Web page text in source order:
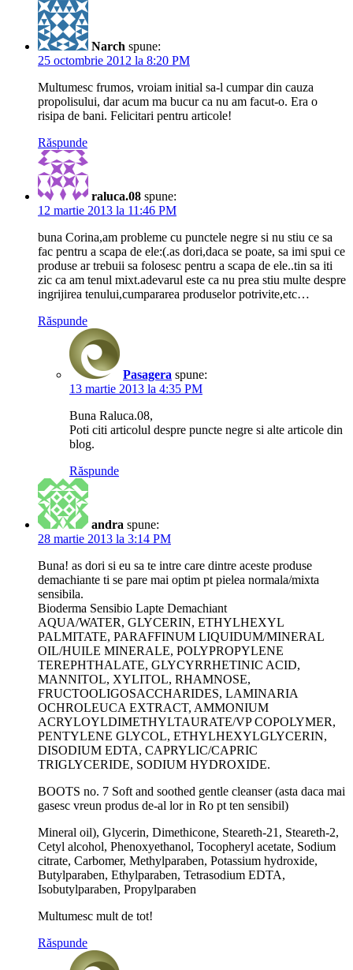
Narch spune:
25 octombrie 2012 la 8:20 PM
Multumesc frumos, vroiam initial sa-l cumpar din cauza
propolisului, dar acum ma bucur ca nu am facut-o. Era o
risipa de bani. Felicitari pentru articole!
Răspunde
raluca.08 spune:
12 martie 2013 la 11:46 PM
buna Corina,am probleme cu punctele negre si nu stiu ce sa
fac pentru a scapa de ele:(.as dori,daca se poate, sa imi spui ce
produse ar trebuii sa folosesc pentru a scapa de ele..tin sa iti
zic ca am tenul mixt.adevarul este ca nu prea stiu multe despre
ingrijirea tenului,cumpararea produselor potrivite,etc…
Răspunde
Pasagera spune:
13 martie 2013 la 4:35 PM
Buna Raluca.08,
Poti citi articolul despre puncte negre si alte articole din
blog.
Răspunde
andra spune:
28 martie 2013 la 3:14 PM
Buna! as dori si eu sa te intre care dintre aceste produse
demachiante ti se pare mai optim pt pielea normala/mixta
sensibila.
Bioderma Sensibio Lapte Demachiant
AQUA/WATER, GLYCERIN, ETHYLHEXYL
PALMITATE, PARAFFINUM LIQUIDUM/MINERAL
OIL/HUILE MINERALE, POLYPROPYLENE
TEREPHTHALATE, GLYCYRRHETINIC ACID,
MANNITOL, XYLITOL, RHAMNOSE,
FRUCTOOLIGOSACCHARIDES, LAMINARIA
OCHROLEUCA EXTRACT, AMMONIUM
ACRYLOYLDIMETHYLTAURATE/VP COPOLYMER,
PENTYLENE GLYCOL, ETHYLHEXYLGLYCERIN,
DISODIUM EDTA, CAPRYLIC/CAPRIC
TRIGLYCERIDE, SODIUM HYDROXIDE.
BOOTS no. 7 Soft and soothed gentle cleanser (asta daca mai
gasesc vreun produs de-al lor in Ro pt ten sensibil)
Mineral oil), Glycerin, Dimethicone, Steareth-21, Steareth-2,
Cetyl alcohol, Phenoxyethanol, Tocopheryl acetate, Sodium
citrate, Carbomer, Methylparaben, Potassium hydroxide,
Butylparaben, Ethylparaben, Tetrasodium EDTA,
Isobutylparaben, Propylparaben
Multumesc mult de tot!
Răspunde